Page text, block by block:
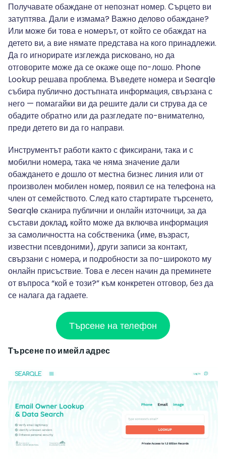
Получавате обаждане от непознат номер. Сърцето ви
затуптява. Дали е измама? Важно делово обаждане?
Или може би това е номерът, от който се обаждат на
детето ви, а вие нямате представа на кого принадлежи.
Да го игнорирате изглежда рисковано, но да
отговорите може да се окаже още по-лошо. Phone
Lookup решава проблема. Въведете номера и Searqle
събира публично достъпната информация, свързана с
него — помагайки ви да решите дали си струва да се
обадите обратно или да разгледате по-внимателно,
преди детето ви да го направи.
Инструментът работи както с фиксирани, така и с
мобилни номера, така че няма значение дали
обаждането е дошло от местна бизнес линия или от
произволен мобилен номер, появил се на телефона на
член от семейството. След като стартирате търсенето,
Searqle сканира публични и онлайн източници, за да
състави доклад, който може да включва информация
за самоличността на собственика (име, възраст,
известни псевдоними), други записи за контакт,
свързани с номера, и подробности за по-широкото му
онлайн присъствие. Това е лесен начин да преминете
от въпроса “кой е този?” към конкретен отговор, без да
се налага да гадаете.
Търсене на телефон
Търсене по имейл адрес